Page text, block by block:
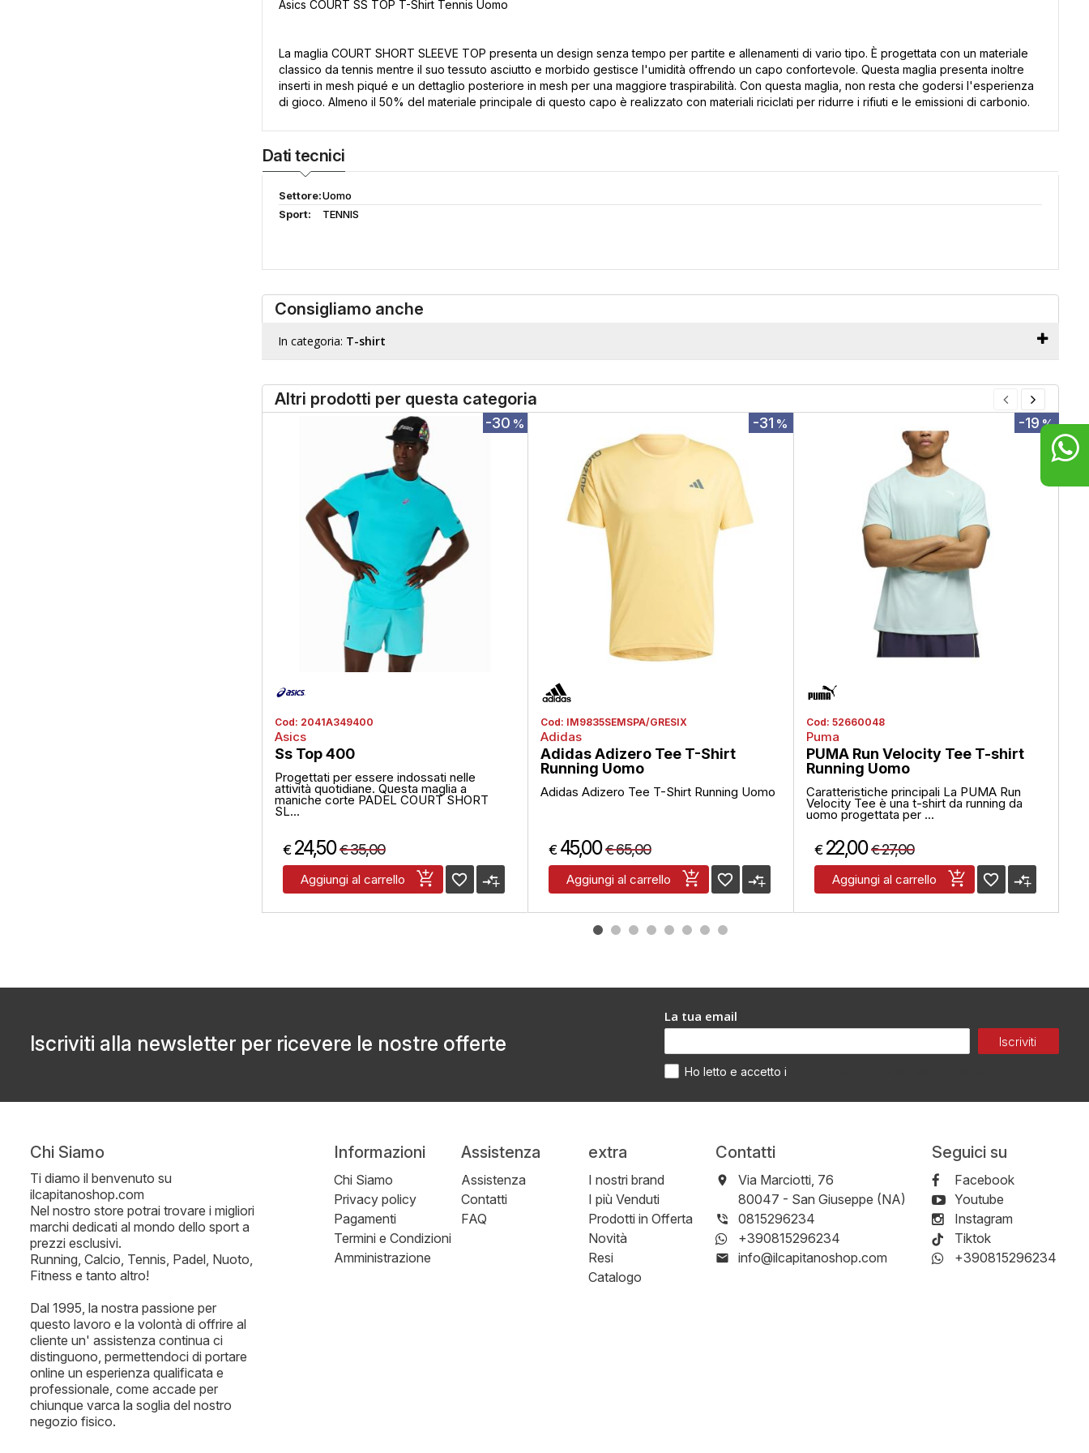
Asics COURT SS TOP T-Shirt Tennis Uomo
La maglia COURT SHORT SLEEVE TOP presenta un design senza tempo per partite e allenamenti di vario tipo. È progettata con un materiale
classico da tennis mentre il suo tessuto asciutto e morbido gestisce l'umidità offrendo un capo confortevole. Questa maglia presenta inoltre
inserti in mesh piqué e un dettaglio posteriore in mesh per una maggiore traspirabilità. Con questa maglia, non resta che godersi l'esperienza
di gioco. Almeno il 50% del materiale principale di questo capo è realizzato con materiali riciclati per ridurre i rifiuti e le emissioni di carbonio.
Dati tecnici
Settore:Uomo
Sport:
TENNIS
Consigliamo anche
In categoria: T-shirt
Altri prodotti per questa categoria
-30 %
Cod: 2041A349400
Asics
Ss Top 400
Progettati per essere indossati nelle
attività quotidiane. Questa maglia a
maniche corte PADEL COURT SHORT
SL...
€ 24,50 €35,00
Aggiungi al carrello favorite_border compare_arrows
-31 %
Cod: IM9835SEMSPA/GRESIX
Adidas
Adidas Adizero Tee T-Shirt
Running Uomo
Adidas Adizero Tee T-Shirt Running Uomo
€ 45,00 €65,00
Aggiungi al carrello favorite_border compare_arrows
-19 %
Cod: 52660048
Puma
PUMA Run Velocity Tee T-shirt
Running Uomo
Caratteristiche principali La PUMA Run
Velocity Tee è una t-shirt da running da
uomo progettata per ...
€ 22,00 €27,00
Aggiungi al carrello favorite_border compare_arrows
Iscriviti alla newsletter per ricevere le nostre offerte
La tua email
Iscriviti
Ho letto e accetto i
Chi Siamo
Ti diamo il benvenuto su
ilcapitanoshop.com
Nel nostro store potrai trovare i migliori
marchi dedicati al mondo dello sport a
prezzi esclusivi.
Running, Calcio, Tennis, Padel, Nuoto,
Fitness e tanto altro!
Dal 1995, la nostra passione per
questo lavoro e la volontà di offrire al
cliente un' assistenza continua ci
distinguono, permettendoci di portare
online un esperienza qualificata e
professionale, come accade per
chiunque varca la soglia del nostro
negozio fisico.
Informazioni
Chi Siamo
Privacy policy
Pagamenti
Termini e Condizioni
Amministrazione
Assistenza
Assistenza
Contatti
FAQ
extra
I nostri brand
I più Venduti
Prodotti in Offerta
Novità
Resi
Catalogo
Contatti
Via Marciotti, 76
-
80047 - San Giuseppe (NA)
0815296234
+390815296234
info@ilcapitanoshop.com
Seguici su
Facebook
Youtube
Instagram
Tiktok
+390815296234